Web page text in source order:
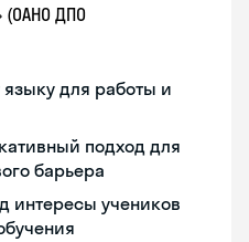
(ОАНО ДПО
языку для работы и
подход для
барьера
интересы учеников